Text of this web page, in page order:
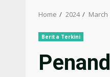
Home 2024 March
Berita Terkini